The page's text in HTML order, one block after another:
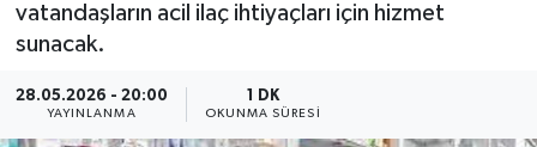
vatandaşların acil ilaç ihtiyaçları için hizmet
sunacak.
28.05.2026 - 20:00
YAYINLANMA
1 DK
OKUNMA SÜRESI
Spor
Dünya
Haber Arşivi